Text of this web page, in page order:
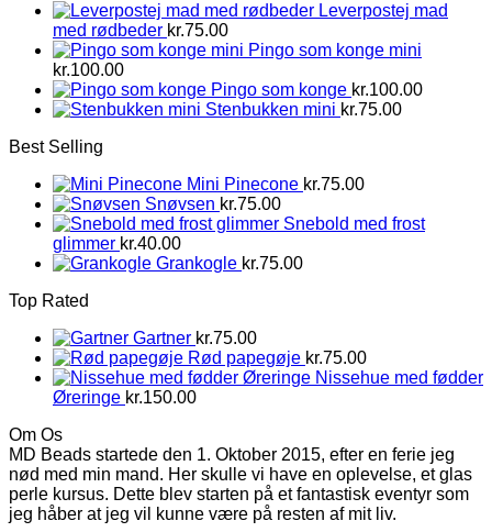
Leverpostej mad
med rødbeder kr.75.00
Pingo som konge mini
kr.100.00
Pingo som konge kr.100.00
Stenbukken mini kr.75.00
Best Selling
Mini Pinecone kr.75.00
Snøvsen kr.75.00
Snebold med frost
glimmer kr.40.00
Grankogle kr.75.00
Top Rated
Gartner kr.75.00
Rød papegøje kr.75.00
Nissehue med fødder
Øreringe kr.150.00
Om Os
MD Beads startede den 1. Oktober 2015, efter en ferie jeg
nød med min mand. Her skulle vi have en oplevelse, et glas
perle kursus. Dette blev starten på et fantastisk eventyr som
jeg håber at jeg vil kunne være på resten af mit liv.